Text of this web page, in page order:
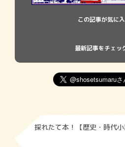
この記事が気に
最新記事をチェッ
採れたて本！【歴史・時代小